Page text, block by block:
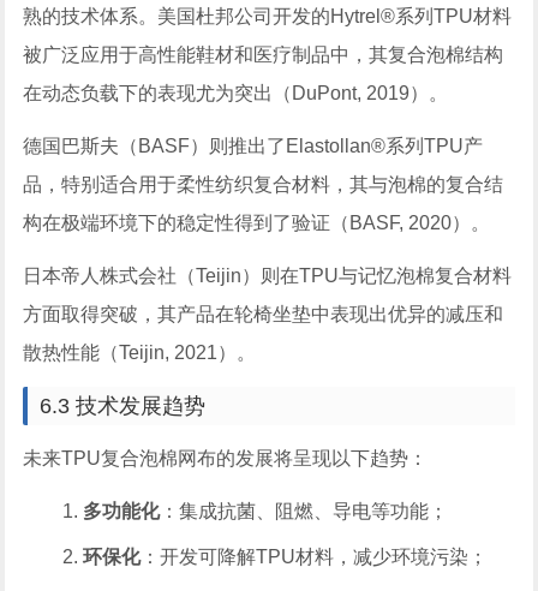
熟的技术体系。美国杜邦公司开发的Hytrel®系列TPU材料
被广泛应用于高性能鞋材和医疗制品中，其复合泡棉结构
在动态负载下的表现尤为突出（DuPont, 2019）。
德国巴斯夫（BASF）则推出了Elastollan®系列TPU产
品，特别适合用于柔性纺织复合材料，其与泡棉的复合结
构在极端环境下的稳定性得到了验证（BASF, 2020）。
日本帝人株式会社（Teijin）则在TPU与记忆泡棉复合材料
方面取得突破，其产品在轮椅坐垫中表现出优异的减压和
散热性能（Teijin, 2021）。
6.3 技术发展趋势
未来TPU复合泡棉网布的发展将呈现以下趋势：
多功能化：集成抗菌、阻燃、导电等功能；
环保化：开发可降解TPU材料，减少环境污染；